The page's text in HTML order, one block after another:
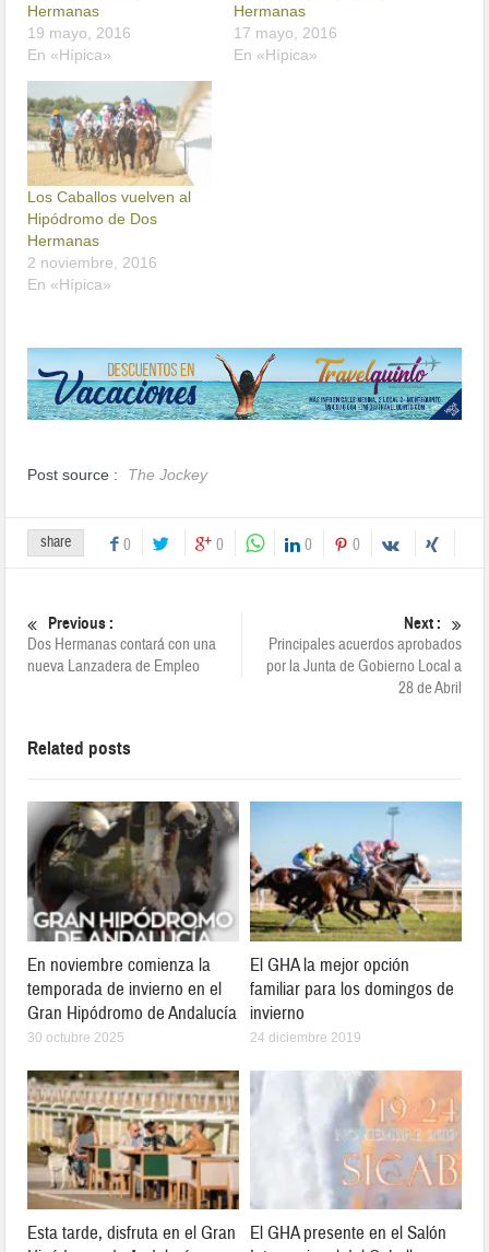
Hermanas
19 mayo, 2016
En «Hípica»
Hermanas
17 mayo, 2016
En «Hípica»
Los Caballos vuelven al
Hipódromo de Dos
Hermanas
2 noviembre, 2016
En «Hípica»
Post source : The Jockey
share 0 0 0 0
Previous :
Dos Hermanas contará con una
nueva Lanzadera de Empleo
Next :
Principales acuerdos aprobados
por la Junta de Gobierno Local a
28 de Abril
Related posts
En noviembre comienza la
temporada de invierno en el
Gran Hipódromo de Andalucía
30 octubre 2025
El GHA la mejor opción
familiar para los domingos de
invierno
24 diciembre 2019
Esta tarde, disfruta en el Gran
El GHA presente en el Salón